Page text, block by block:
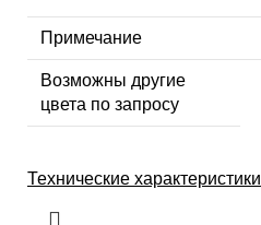
Примечание
Возможны другие
цвета по запросу
Технические характеристики